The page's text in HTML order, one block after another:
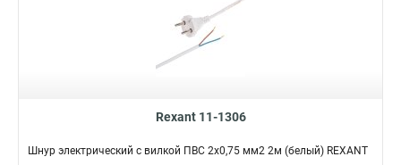
Rexant 11-1306
Шнур электрический с вилкой ПВС 2х0,75 мм2 2м (белый) REXANT